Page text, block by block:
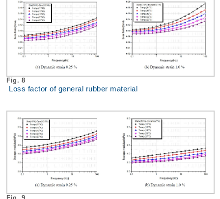
Fig. 8
Loss factor of general rubber material
Fig. 9